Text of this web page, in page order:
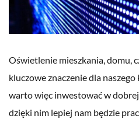
Oświetlenie mieszkania, domu,
kluczowe znaczenie dla
warto więc inwestować w dobrej
dzięki nim lepiej nam będzie